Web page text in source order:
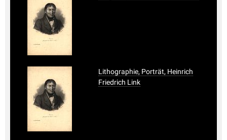
Lithographie, Porträt, Heinrich
Friedrich Link